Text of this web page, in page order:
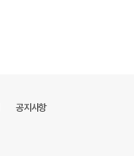
공지사항